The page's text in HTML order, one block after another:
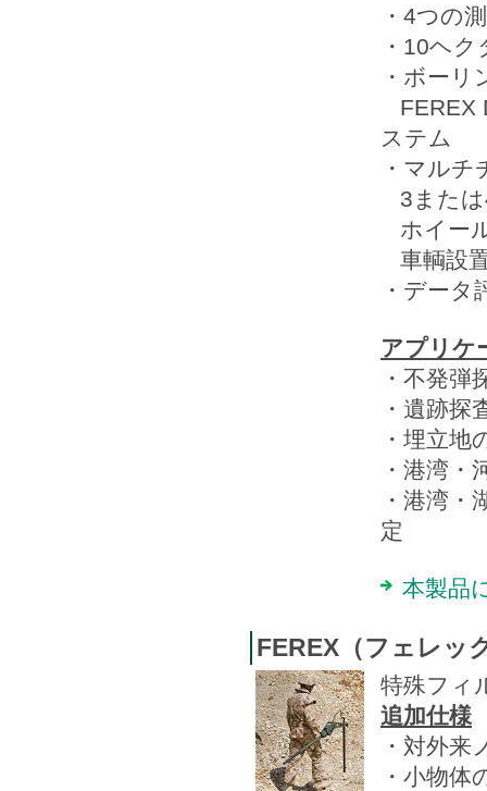
・4つの
・10ヘ
・ボー
FEREX
ステム
・マル
3または
ホイー
車輌設
・デー
アプリケ
・不発弾
・遺跡探
・埋立地
・港湾・
・港湾
定
本製品
FEREX（フェレッ
特殊フィ
追加仕様
・対外
・小物体